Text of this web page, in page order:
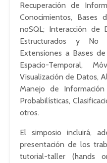
Recuperación de
Conocimientos, Bases
noSQL; Interacción de
Estructurados y No
Extensiones a Bases
Espacio-Temporal,
Visualización de Datos,
Manejo de
Probabilísticas,
otros.
El simposio incluirá,
presentación de los
tutorial-taller (hands